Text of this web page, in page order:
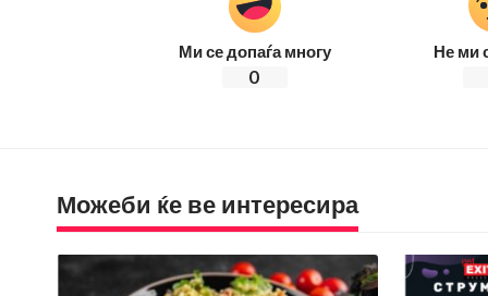
Ми се допаѓа многу
0
Не ми
Можеби ќе ве интересира